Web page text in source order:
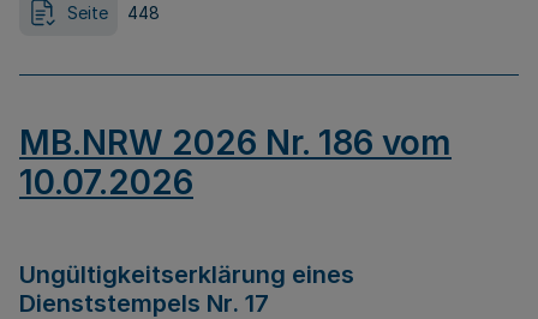
Seite 448
MB.NRW 2026 Nr. 186 vom
10.07.2026
Ungültigkeitserklärung eines
Dienststempels Nr. 17